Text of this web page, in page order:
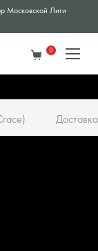
Московской Лиги
0
Доставка